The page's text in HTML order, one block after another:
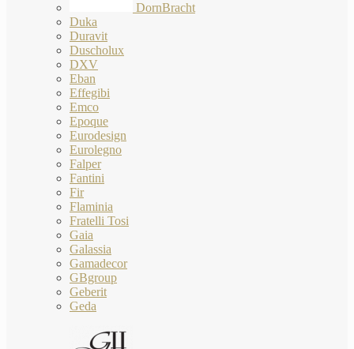
DornBracht
Duka
Duravit
Duscholux
DXV
Eban
Effegibi
Emco
Epoque
Eurodesign
Eurolegno
Falper
Fantini
Fir
Flaminia
Fratelli Tosi
Gaia
Galassia
Gamadecor
GBgroup
Geberit
Geda